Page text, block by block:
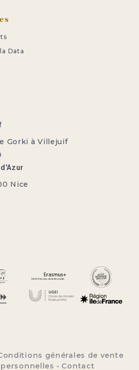
Data
Gorki à Villejuif
Nice
générales de vente
Contact